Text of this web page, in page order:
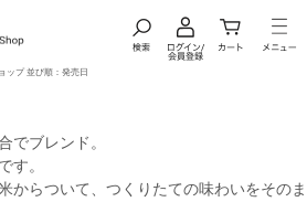
ップ 並び順：発売日
でブレンド。
す。
からついて、つくりたての味わいをそのま